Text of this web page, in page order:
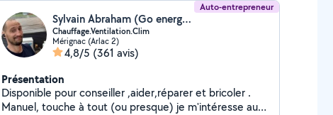
Auto-entrepreneur
Sylvain Abraham (Go energy ste)
Chauffage.Ventilation.Clim
Mérignac (Arlac 2)
4,8/5 (361 avis)
Présentation
Disponible pour conseiller ,aider,réparer et bricoler .
Manuel, touche à tout (ou presque) je m'intéresse au